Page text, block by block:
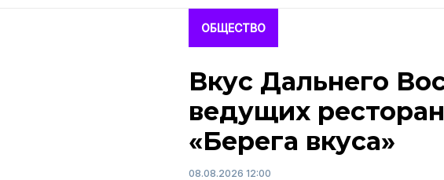
ОБЩЕСТВО
Вкус Дальнего
ведущих
«Берега вкуса»
08.08.2026 12:00